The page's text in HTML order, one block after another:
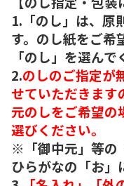
1.「のし」は、原
す。のし紙をご希
「のし」を選んで
2.のしのご指定が
せていただきます
元のしをご希望の
選びください。
※「御中元」等の
ひらがなの「お」